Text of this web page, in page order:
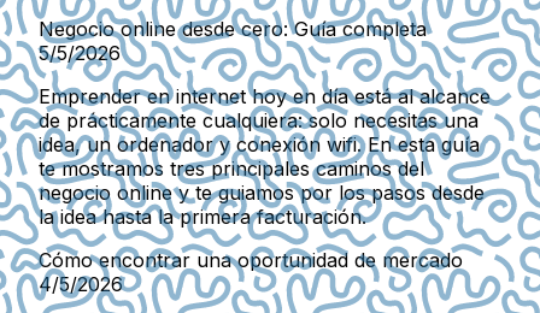
Negocio online desde cero: Guía completa
5/5/2026
Emprender en internet hoy en día está al alcance
de prácticamente cualquiera: solo necesitas una
idea, un ordenador y conexión wifi. En esta guía
te mostramos tres principales caminos del
negocio online y te guiamos por los pasos desde
la idea hasta la primera facturación.
Cómo encontrar una oportunidad de mercado
4/5/2026